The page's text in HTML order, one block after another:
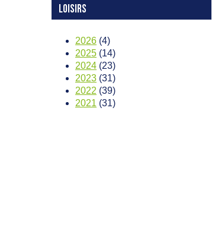
LOISIRS
2026 (4)
2025 (14)
2024 (23)
2023 (31)
2022 (39)
2021 (31)